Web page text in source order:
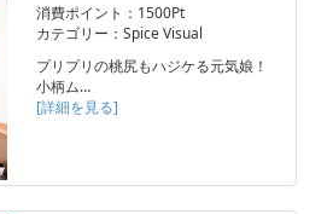
消費ポイント：1500Pt
カテゴリー：Spice Visual
プリプリの桃尻もハジケる元気娘！
小柄ム…
[詳細を見る]